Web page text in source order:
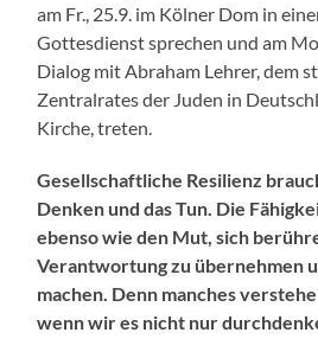
am Fr., 25.9. im Kölner Dom in
Gottesdienst sprechen und am
Dialog mit Abraham Lehrer, dem
Zentralrates der Juden in
Kirche, treten.
Gesellschaftliche Resilienz
Denken und das Tun. Die
ebenso wie den Mut, sich
Verantwortung zu übernehmen
machen. Denn manches
wenn wir es nicht nur